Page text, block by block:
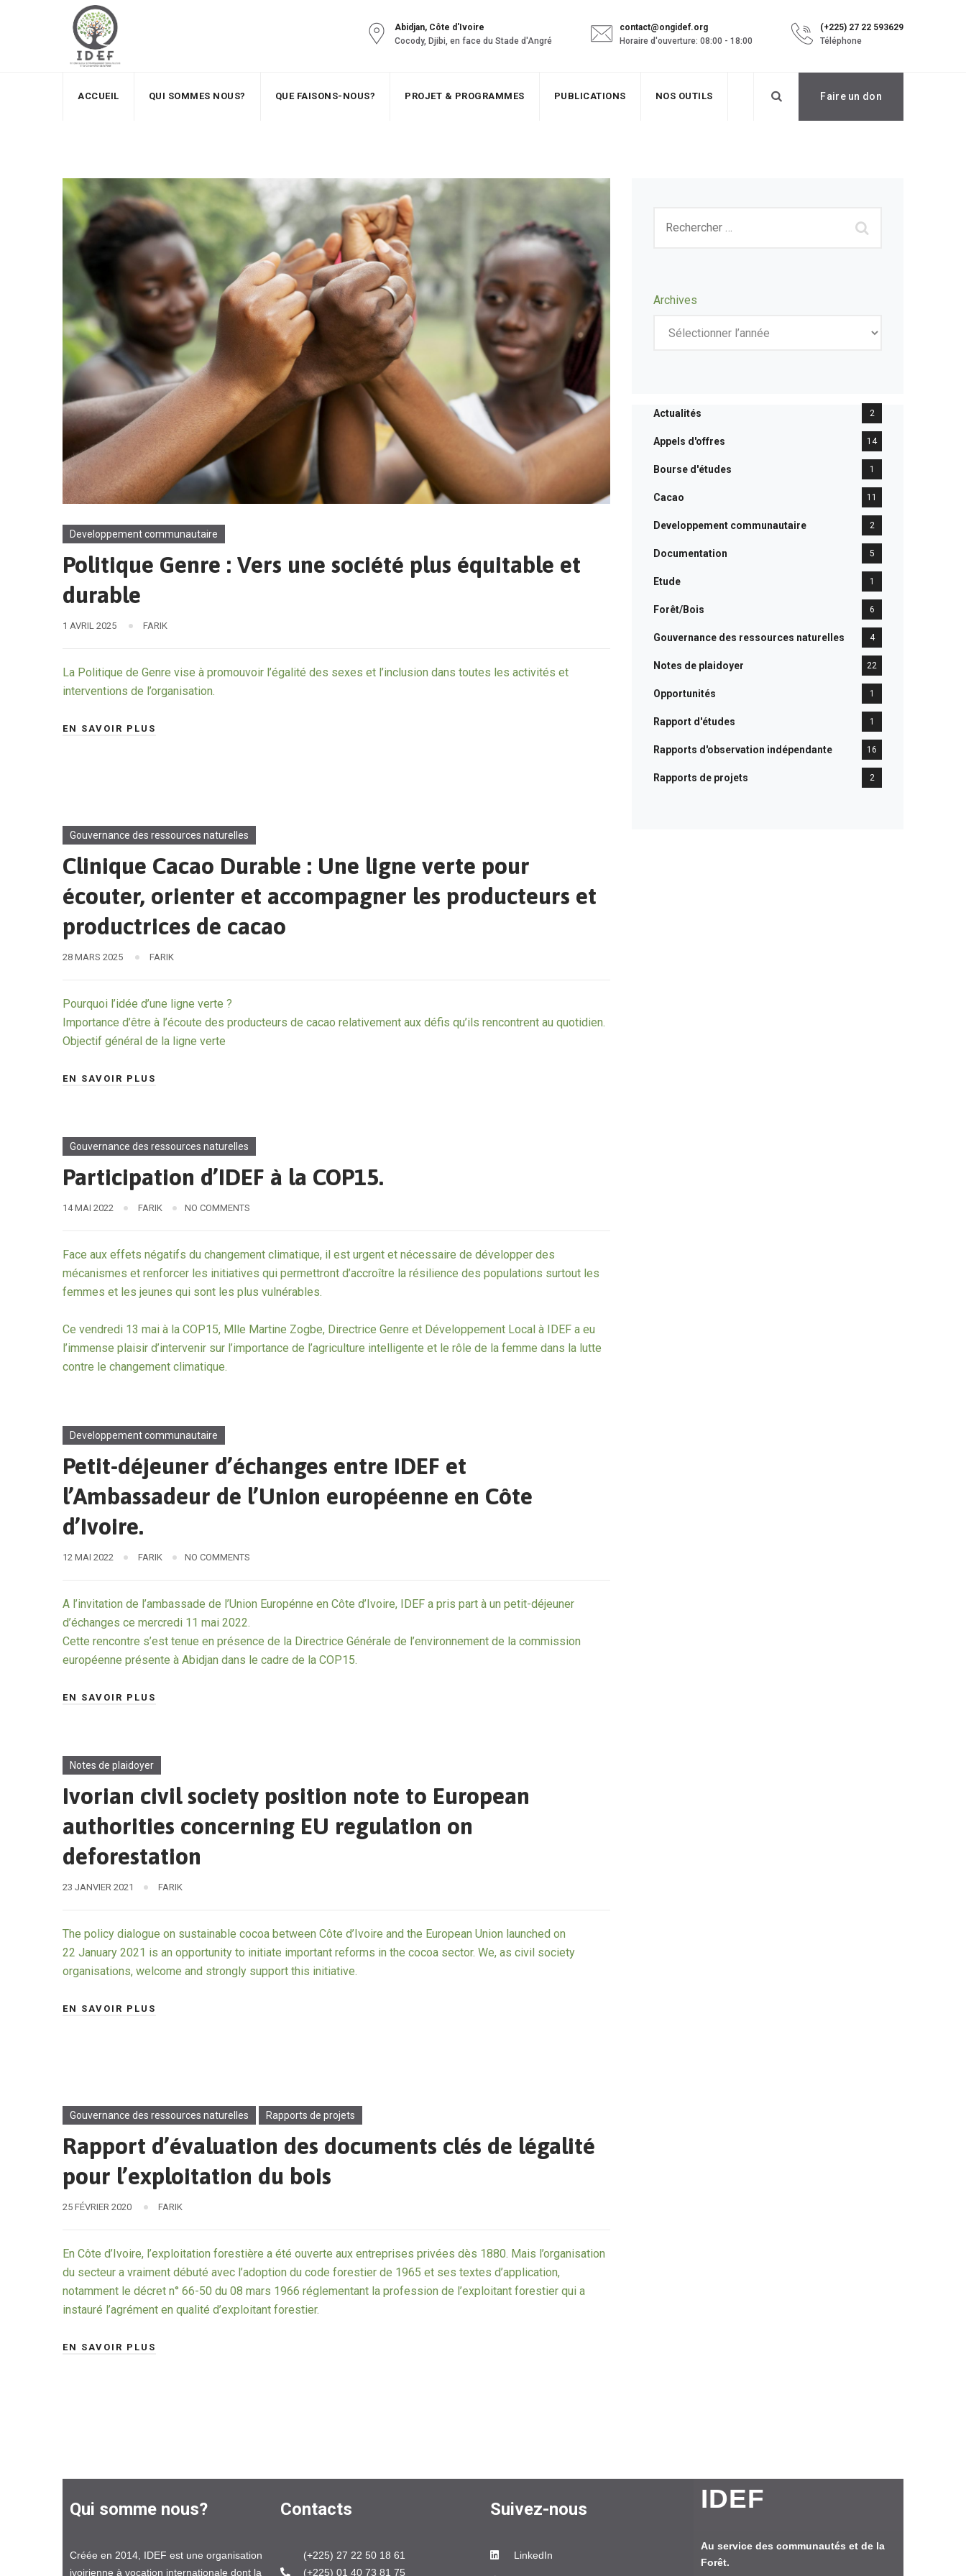
Abidjan, Côte d'Ivoire
Cocody, Djibi, en face du Stade d'Angré
contact@ongidef.org
Horaire d'ouverture: 08:00 - 18:00
(+225) 27 22 593629
Téléphone
ACCUEIL QUI SOMMES NOUS? QUE FAISONS-NOUS? PROJET & PROGRAMMES PUBLICATIONS NOS OUTILS Faire un don
Developpement communautaire
Politique Genre : Vers une société plus équitable et
durable
1 AVRIL 2025 FARIK
La Politique de Genre vise à promouvoir l’égalité des sexes et l’inclusion dans toutes les activités et
interventions de l’organisation.
EN SAVOIR PLUS
Gouvernance des ressources naturelles
Clinique Cacao Durable : Une ligne verte pour
écouter, orienter et accompagner les producteurs et
productrices de cacao
28 MARS 2025 FARIK
Pourquoi l’idée d’une ligne verte ?
Importance d’être à l’écoute des producteurs de cacao relativement aux défis qu’ils rencontrent au quotidien.
Objectif général de la ligne verte
EN SAVOIR PLUS
Gouvernance des ressources naturelles
Participation d’IDEF à la COP15.
14 MAI 2022 FARIK NO COMMENTS
Face aux effets négatifs du changement climatique, il est urgent et nécessaire de développer des
mécanismes et renforcer les initiatives qui permettront d’accroître la résilience des populations surtout les
femmes et les jeunes qui sont les plus vulnérables.
Ce vendredi 13 mai à la COP15, Mlle Martine Zogbe, Directrice Genre et Développement Local à IDEF a eu
l’immense plaisir d’intervenir sur l’importance de l’agriculture intelligente et le rôle de la femme dans la lutte
contre le changement climatique.
Developpement communautaire
Petit-déjeuner d’échanges entre IDEF et
l’Ambassadeur de l’Union européenne en Côte
d’Ivoire.
12 MAI 2022 FARIK NO COMMENTS
A l’invitation de l’ambassade de l’Union Europénne en Côte d’Ivoire, IDEF a pris part à un petit-déjeuner
d’échanges ce mercredi 11 mai 2022.
Cette rencontre s’est tenue en présence de la Directrice Générale de l’environnement de la commission
européenne présente à Abidjan dans le cadre de la COP15.
EN SAVOIR PLUS
Notes de plaidoyer
Ivorian civil society position note to European
authorities concerning EU regulation on
deforestation
23 JANVIER 2021 FARIK
The policy dialogue on sustainable cocoa between Côte d’Ivoire and the European Union launched on
22 January 2021 is an opportunity to initiate important reforms in the cocoa sector. We, as civil society
organisations, welcome and strongly support this initiative.
EN SAVOIR PLUS
Gouvernance des ressources naturelles Rapports de projets
Rapport d’évaluation des documents clés de légalité
pour l’exploitation du bois
25 FÉVRIER 2020 FARIK
En Côte d’Ivoire, l’exploitation forestière a été ouverte aux entreprises privées dès 1880. Mais l’organisation
du secteur a vraiment débuté avec l’adoption du code forestier de 1965 et ses textes d’application,
notamment le décret n° 66-50 du 08 mars 1966 réglementant la profession de l’exploitant forestier qui a
instauré l’agrément en qualité d’exploitant forestier.
EN SAVOIR PLUS
Archives
Actualités 2
Appels d'offres 14
Bourse d'études 1
Cacao 11
Developpement communautaire 2
Documentation 5
Etude 1
Forêt/Bois 6
Gouvernance des ressources naturelles 4
Notes de plaidoyer 22
Opportunités 1
Rapport d'études 1
Rapports d'observation indépendante 16
Rapports de projets 2
Qui somme nous?
Créée en 2014, IDEF est une organisation
ivoirienne à vocation internationale dont la
Contacts
(+225) 27 22 50 18 61
(+225) 01 40 73 81 75
Suivez-nous
LinkedIn
IDEF
Au service des communautés et de la
Forêt.